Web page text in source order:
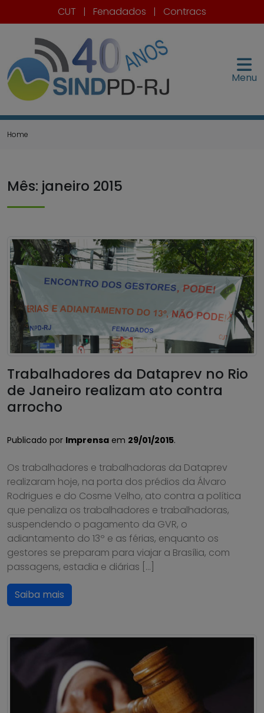
CUT | Fenadados | Contracs
Menu
Home
Mês: janeiro 2015
Trabalhadores da Dataprev no Rio
de Janeiro realizam ato contra
arrocho
Publicado por Imprensa em 29/01/2015.
Os trabalhadores e trabalhadoras da Dataprev
realizaram hoje, na porta dos prédios da Álvaro
Rodrigues e do Cosme Velho, ato contra a política
que penaliza os trabalhadores e trabalhadoras,
suspendendo o pagamento da GVR, o
adiantamento do 13º e as férias, enquanto os
gestores se preparam para viajar a Brasília, com
passagens, estadia e diárias […]
Saiba mais